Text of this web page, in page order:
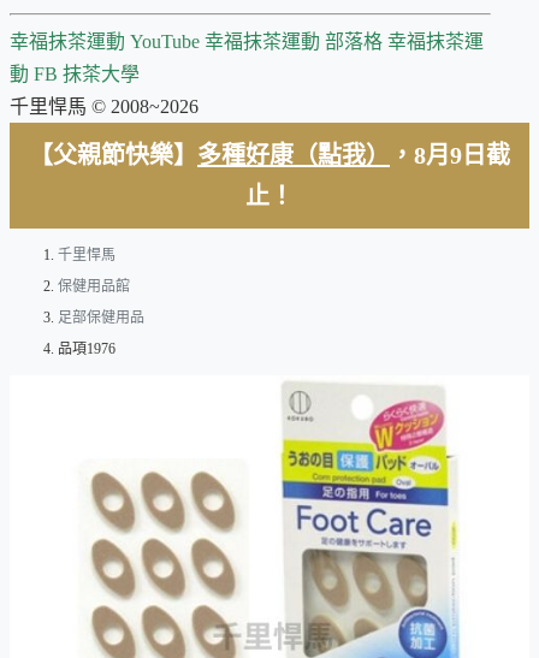
幸福抹茶運動 YouTube 幸福抹茶運動 部落格 幸福抹茶運
動 FB 抹茶大學
千里悍馬 © 2008~2026
【父親節快樂】 多種好康（點我）
，8月9日截
止！
千里悍馬
保健用品館
足部保健用品
品項1976